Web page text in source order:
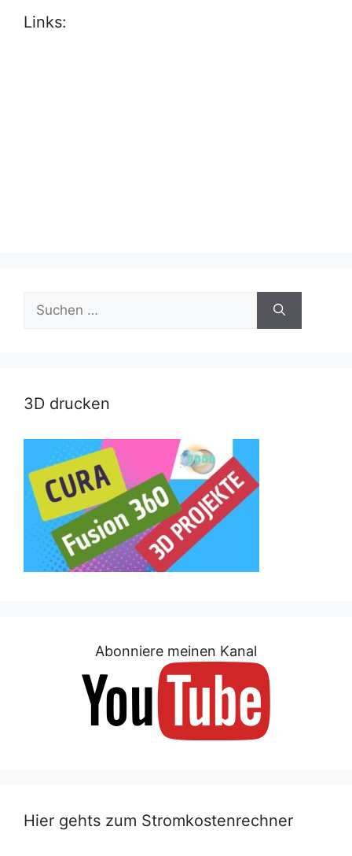
Links:
Suche
nach:
3D drucken
Abonniere meinen Kanal
Hier gehts zum Stromkostenrechner